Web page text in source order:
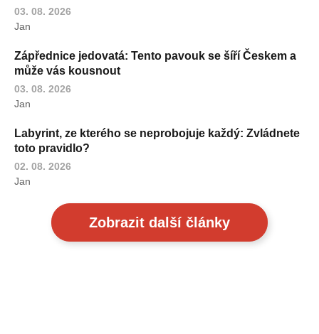
03. 08. 2026
Jan
Zápřednice jedovatá: Tento pavouk se šíří Českem a
může vás kousnout
03. 08. 2026
Jan
Labyrint, ze kterého se neprobojuje každý: Zvládnete
toto pravidlo?
02. 08. 2026
Jan
Zobrazit další články